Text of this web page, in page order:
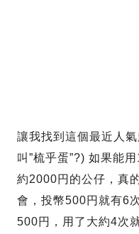
讓我找到這個最近人
叫”梳乎蛋”?) 如果能
約2000円的公仔，真
會，投幣500円就有6
500円，用了大約4次